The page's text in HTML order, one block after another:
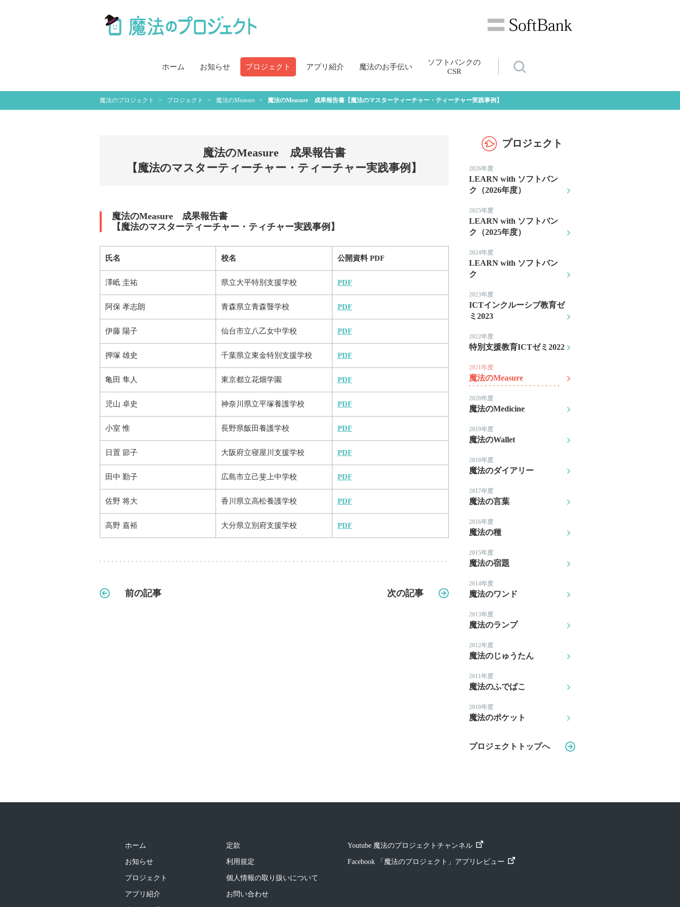
ホーム お知らせ プロジェクト アプリ紹介 魔法のお手伝い
ソフトバンクの
CSR
魔法のプロジェクト プロジェクト 魔法のMeasure 魔法のMeasure 成果報告書 【魔法のマスターティーチャー・ティーチャー実践事例】
魔法のMeasure 成果報告書
【魔法のマスターティーチャー・ティーチャー実践事例】
魔法のMeasure 成果報告書
【魔法のマスターティーチャー・ティチャー実践事例】
氏名 校名 公開資料 PDF
澤岻 圭祐 県立大平特別支援学校 PDF
阿保 孝志朗 青森県立青森聾学校 PDF
伊藤 陽子 仙台市立八乙女中学校 PDF
押塚 雄史 千葉県立東金特別支援学校 PDF
亀田 隼人 東京都立花畑学園 PDF
児山 卓史 神奈川県立平塚養護学校 PDF
小室 惟 長野県飯田養護学校 PDF
日置 節子 大阪府立寝屋川支援学校 PDF
田中 勤子 広島市立己斐上中学校 PDF
佐野 将大 香川県立高松養護学校 PDF
高野 嘉裕 大分県立別府支援学校 PDF
前の記事 次の記事
プロジェクト
2026年度
LEARN with ソフトバン
ク（2026年度）
2025年度
LEARN with ソフトバン
ク（2025年度）
2024年度
LEARN with ソフトバン
ク
2023年度
ICTインクルーシブ教育ゼ
ミ2023
2022年度
特別支援教育ICTゼミ2022
2021年度
魔法のMeasure
2020年度
魔法のMedicine
2019年度
魔法のWallet
2018年度
魔法のダイアリー
2017年度
魔法の言葉
2016年度
魔法の種
2015年度
魔法の宿題
2014年度
魔法のワンド
2013年度
魔法のランプ
2012年度
魔法のじゅうたん
2011年度
魔法のふでばこ
2010年度
魔法のポケット
プロジェクトトップへ
ホーム
お知らせ
プロジェクト
アプリ紹介
定款
利用規定
個人情報の取り扱いについて
お問い合わせ
Youtube 魔法のプロジェクトチャンネル
Facebook 「魔法のプロジェクト」アプリレビュー